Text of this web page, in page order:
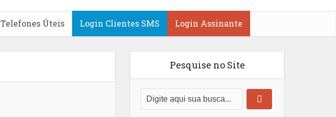
Telefones Úteis Login Clientes SMS Login Assinante
Pesquise no Site